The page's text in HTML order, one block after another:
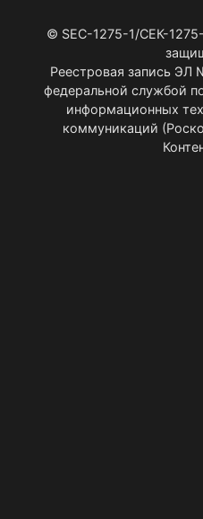
© SEC-1275-1/СЕК-
Реестровая запись
федеральной службой
информационных
коммуникаций